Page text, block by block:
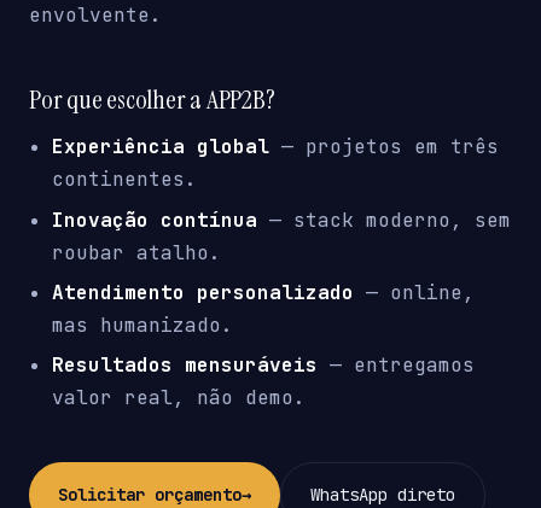
envolvente.
Por que escolher a APP2B?
Experiência global — projetos em três
continentes.
Inovação contínua — stack moderno, sem
roubar atalho.
Atendimento personalizado — online,
mas humanizado.
Resultados mensuráveis — entregamos
valor real, não demo.
Solicitar orçamento→ WhatsApp direto